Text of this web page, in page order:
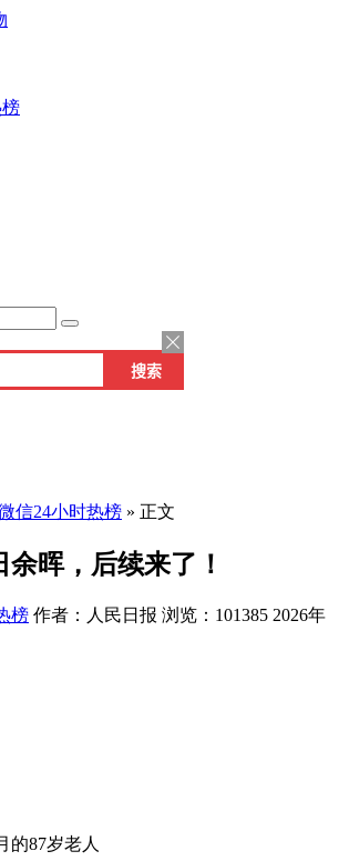
信24小时热榜 » 正文
余晖，后续来了！
榜 作者：人民日报 浏览：101385 2026年
的87岁老人